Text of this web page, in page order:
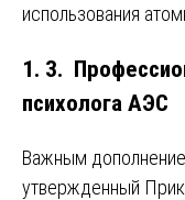
использования
1. 3.
психолога АЭС
Важным
утвержденный